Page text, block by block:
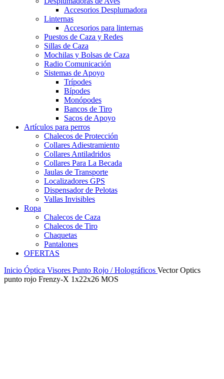
Accesorios Desplumadora
Linternas
Accesorios para linternas
Puestos de Caza y Redes
Sillas de Caza
Mochilas y Bolsas de Caza
Radio Comunicación
Sistemas de Apoyo
Trípodes
Bípodes
Monópodes
Bancos de Tiro
Sacos de Apoyo
Artículos para perros
Chalecos de Protección
Collares Adiestramiento
Collares Antiladridos
Collares Para La Becada
Jaulas de Transporte
Localizadores GPS
Dispensador de Pelotas
Vallas Invisibles
Ropa
Chalecos de Caza
Chalecos de Tiro
Chaquetas
Pantalones
OFERTAS
Inicio Óptica Visores Punto Rojo / Holográficos Vector Optics
punto rojo Frenzy-X 1x22x26 MOS